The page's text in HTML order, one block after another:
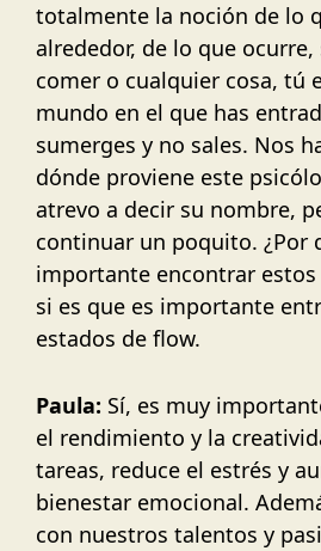
totalmente la noción de lo
alrededor, de lo que
comer o cualquier cosa, tú
mundo en el que has
sumerges y no sales. Nos
dónde proviene este
atrevo a decir su nombre,
continuar un poquito. ¿Por
importante encontrar estos
si es que es importante
estados de flow.
Paula: Sí, es muy
el rendimiento y la
tareas, reduce el estrés y
bienestar emocional.
con nuestros talentos y